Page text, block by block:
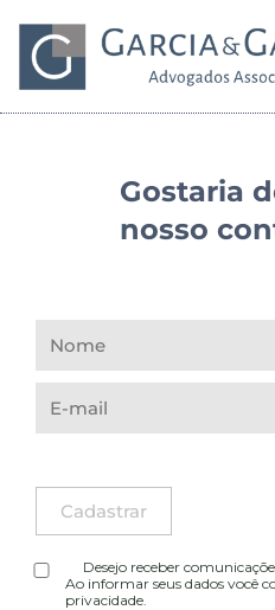
Gostaria
nosso
Desejo receber
Ao informar seus dados você
privacidade.